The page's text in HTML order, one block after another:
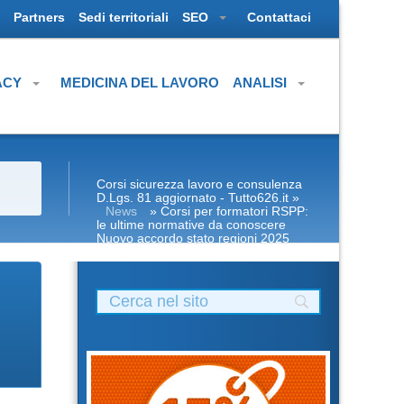
Partners Sedi territoriali SEO Contattaci
MEDICINA DEL LAVORO ANALISI
Corsi sicurezza lavoro e consulenza
D.Lgs. 81 aggiornato - Tutto626.it »
News
» Corsi per formatori RSPP:
le ultime normative da conoscere
Nuovo accordo stato regioni 2025
FORMAZIONE SICUREZZA SUL
rischio basso medio alto specifico rls
rlst preposto